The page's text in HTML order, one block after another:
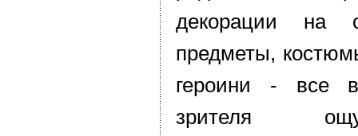
декорации на
предметы,
героини - все
зрителя